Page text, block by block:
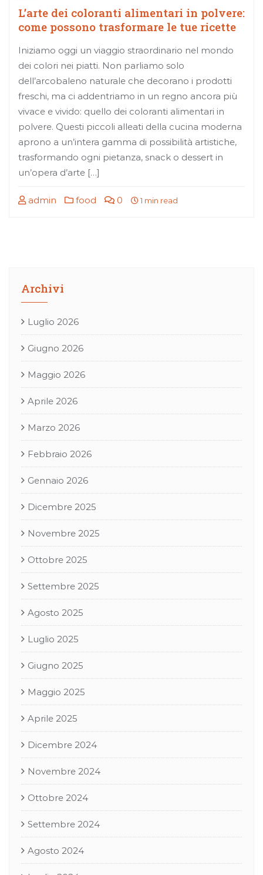
L’arte dei coloranti alimentari in polvere:
come possono trasformare le tue ricette
Iniziamo oggi un viaggio straordinario nel mondo
dei colori nei piatti. Non parliamo solo
dell’arcobaleno naturale che decorano i prodotti
freschi, ma ci addentriamo in un regno ancora più
vivace e vivido: quello dei coloranti alimentari in
polvere. Questi piccoli alleati della cucina moderna
aprono a un’intera gamma di possibilità artistiche,
trasformando ogni pietanza, snack o dessert in
un’opera d’arte […]
admin food 0 1 min read
Archivi
Luglio 2026
Giugno 2026
Maggio 2026
Aprile 2026
Marzo 2026
Febbraio 2026
Gennaio 2026
Dicembre 2025
Novembre 2025
Ottobre 2025
Settembre 2025
Agosto 2025
Luglio 2025
Giugno 2025
Maggio 2025
Aprile 2025
Dicembre 2024
Novembre 2024
Ottobre 2024
Settembre 2024
Agosto 2024